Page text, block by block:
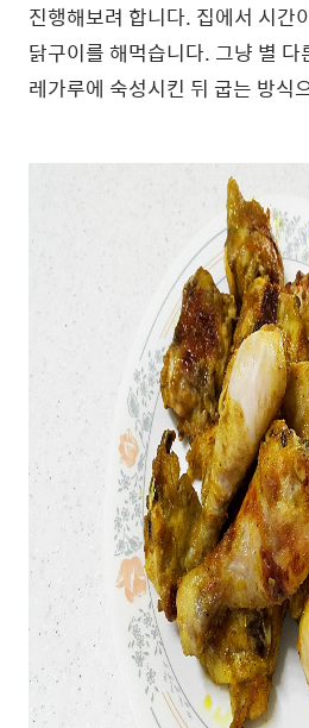
진행해보려 합니다. 집에서 시간
닭구이를 해먹습니다. 그냥 별
레가루에 숙성시킨 뒤 굽는 방식